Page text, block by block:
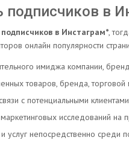
подписчиков в
в Инстаграм*,
онлайн популярности
имиджа компании,
товаров, бренда, торговой
с потенциальными
исследований на
услуг непосредственно среди